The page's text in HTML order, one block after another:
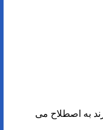
به اصطلاح می